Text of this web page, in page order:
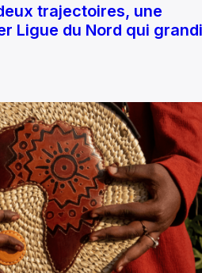
trajectoires, une
Ligue du Nord qui